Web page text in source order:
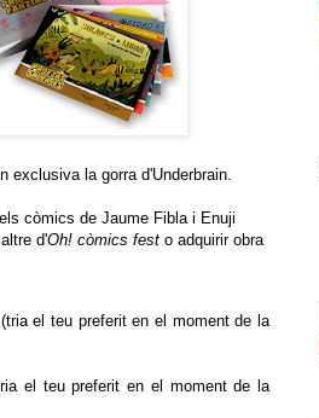
exclusiva la gorra d'Underbrain.
còmics de Jaume Fibla i Enuji
d'Oh! còmics fest o adquirir obra
el teu preferit en el moment de la
el teu preferit en el moment de la